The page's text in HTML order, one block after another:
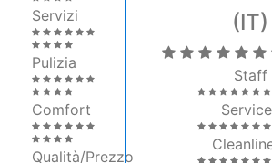
Servizi
Pulizia
Comfort
Qualità/Prezzo
(IT)
Staff